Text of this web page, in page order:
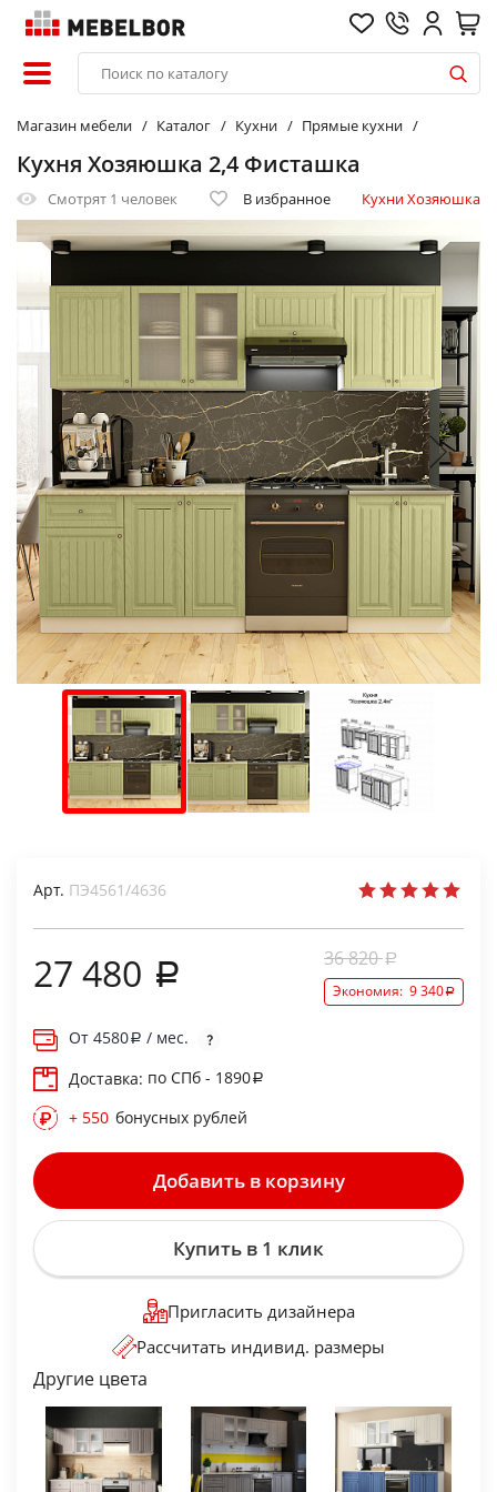
Магазин мебели Каталог Кухни Прямые кухни
Кухня Хозяюшка 2,4 Фисташка
Смотрят 1 человек В избранное Кухни Хозяюшка
Арт. ПЭ4561/4636
27 480 36 820
Экономия: 9 340
От 4580
/ мес.
Доставка: по СПб - 1890
+ 550 бонусных рублей
Добавить в корзину
Купить в 1 клик
Пригласить дизайнера
Рассчитать индивид. размеры
Другие цвета